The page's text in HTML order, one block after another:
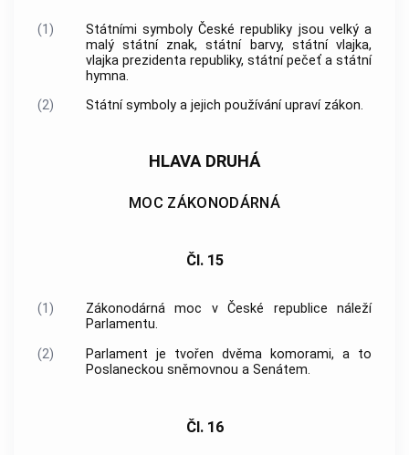
(1)
Státními symboly České republiky jsou velký a
malý státní znak, státní barvy, státní vlajka,
vlajka prezidenta republiky, státní pečeť a státní
hymna.
(2)
Státní symboly a jejich používání upraví zákon.
HLAVA DRUHÁ
MOC ZÁKONODÁRNÁ
Čl. 15
(1)
Zákonodárná moc v České republice náleží
Parlamentu.
(2)
Parlament je tvořen dvěma komorami, a to
Poslaneckou sněmovnou a Senátem.
Čl. 16